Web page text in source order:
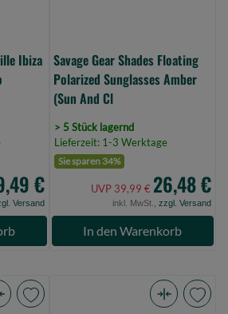
Ibiza
€
Versand
(Bild
0)
Savage Gear Shades Floating
Polarized Sunglasses Amber
(Sun And Cl
> 5 Stück lagernd
Lieferzeit: 1-3 Werktage
Sie sparen 34%
UVP 39,99 € 26,48 €
inkl. MwSt., zzgl. Versand
In den Warenkorb